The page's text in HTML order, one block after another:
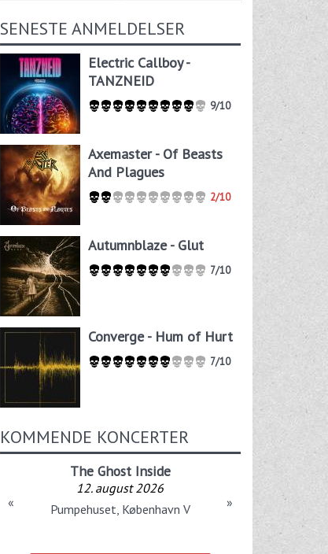
SENESTE ANMELDELSER
Electric Callboy -
TANZNEID
9/10
Axemaster - Of Beasts
And Plagues
2/10
Autumnblaze - Glut
7/10
Converge - Hum of Hurt
7/10
KOMMENDE KONCERTER
The Ghost Inside
12. august 2026
Pumpehuset, København V
« »